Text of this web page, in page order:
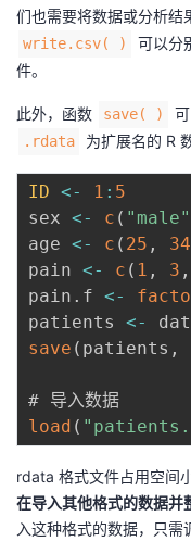
我
博
客
的
论
坛
我
的
圈
子
我
的
直
播
我
的
活
我
的
注
我
开
发
的
Programs
我
的
支
们也需要将数据或分析结
write.csv( )
可以分
件。
此外，函数 save( )
.rdata 为扩展名的 R
ID <- 1 : 5
sex <- c ( "male"
age <- c ( 25 , 34
pain <- c ( 1 , 3 ,
pain . f <-
patients <-
save ( patients ,
load (
rdata 格式文件占用空间
在导入其他格式的数据
入这种格式的数据，只需